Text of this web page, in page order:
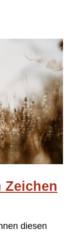
Zeichen
diesen